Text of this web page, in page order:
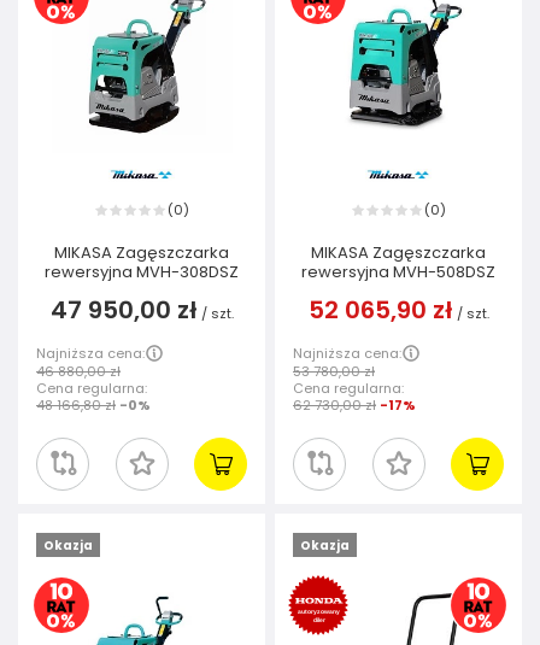
(0)
MIKASA Zagęszczarka
rewersyjna MVH-308DSZ
47 950,00 zł / szt.
Najniższa cena:
46 880,00 zł
Cena regularna:
48 166,80 zł -0%
(0)
MIKASA Zagęszczarka
rewersyjna MVH-508DSZ
52 065,90 zł / szt.
Najniższa cena:
53 780,00 zł
Cena regularna:
62 730,00 zł -17%
Okazja Okazja